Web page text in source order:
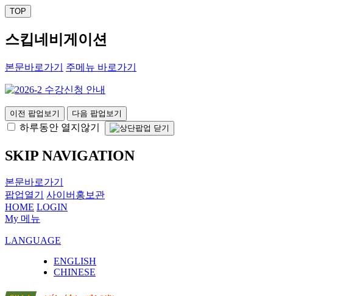
TOP
스킵네비게이션
본문바로가기 주메뉴 바로가기
이전 팝업보기 다음 팝업보기
하루동안 열지않기
SKIP NAVIGATION
본문바로가기
팝업열기
사이버홍보관
HOME LOGIN
My 메뉴
LANGUAGE
ENGLISH
CHINESE